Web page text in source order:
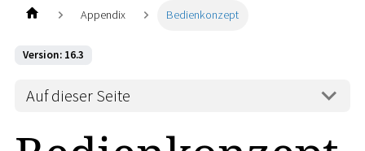
Appendix Bedienkonzept
Version: 16.3
Auf dieser Seite